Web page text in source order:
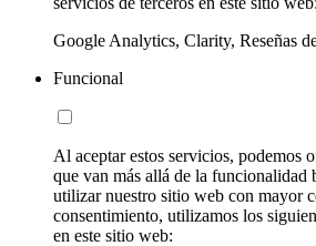
Google Analytics, Clarity, Reseñas
Funcional
Al aceptar estos servicios, podemos
que van más allá de la funcionalidad
utilizar nuestro sitio web con mayor
consentimiento, utilizamos los
en este sitio web: